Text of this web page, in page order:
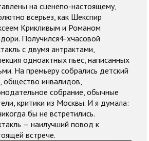
на сценепо-настоящему,
всерьез, как Шекспир
Крикливым и Романом
Получился4-хчасовой
с двумя антрактами,
одноактных пьес, написанных
На премьеру собрались детский
общество инвалидов,
собрание, обычные
критики из Москвы. И я думала:
бы не встретились.
— наилучший повод к
встрече.